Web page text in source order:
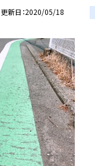
更新日 2020/05/18